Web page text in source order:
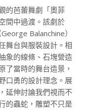
的芭蕾舞劇「奧菲
間中過渡。該劇於
Balanchine）
舞台與服裝設計。相
象的線條、石塊營造
了當時的舞台造景，
口勇的設計理念。展
延伸討論我們視而不
的蟲蛇，雕塑不只是